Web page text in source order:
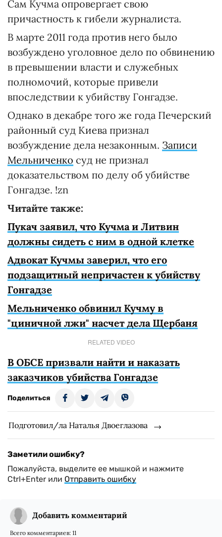
Сам Кучма опровергает свою
причастность к гибели журналиста.
В марте 2011 года против него было
возбуждено уголовное дело по обвинению
в превышении власти и служебных
полномочий, которые привели
впоследствии к убийству Гонгадзе.
Однако в декабре того же года Печерский
районный суд Киева признал
возбуждение дела незаконным. Записи
Мельниченко суд не признал
доказательством по делу об убийстве
Гонгадзе. !zn
Читайте также:
Пукач заявил, что Кучма и Литвин
должны сидеть с ним в одной клетке
Адвокат Кучмы заверил, что его
подзащитный непричастен к убийству
Гонгадзе
Мельниченко обвинил Кучму в
"циничной лжи" насчет дела Щербаня
RELATED VIDEO
В ОБСЕ призвали найти и наказать
заказчиков убийства Гонгадзе
Поделиться
Подготовил/ла Наталья Двоеглазова
Заметили ошибку?
Пожалуйста, выделите ее мышкой и нажмите
Ctrl+Enter или Отправить ошибку
Добавить комментарий
Всего комментариев: 11